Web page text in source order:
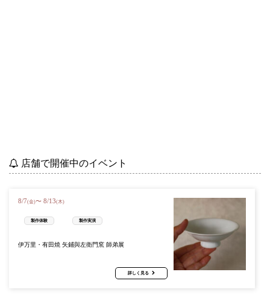
店舗で開催中のイベント
8/7(金)〜 8/13(木)
製作体験 製作実演
伊万里・有田焼 矢鋪與左衛門窯 師弟展
詳しく見る